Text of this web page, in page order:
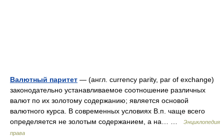
Валютный паритет — (англ. currency parity, par of exchange)
законодательно устанавливаемое соотношение различных
валют по их золотому содержанию; является основой
валютного курса. В современных условиях В.п. чаще всего
определяется не золотым содержанием, а на… …
Энциклопедия
права